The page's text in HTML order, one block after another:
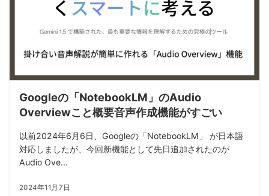
Googleの「NotebookLM」のAudio
Overviewこと概要音声作成機能がすごい
以前2024年6月6日、Googleの「NotebookLM」 が日本語
対応しましたが、今回新機能として先日追加されたのが
Audio Ove...
2024年11月7日